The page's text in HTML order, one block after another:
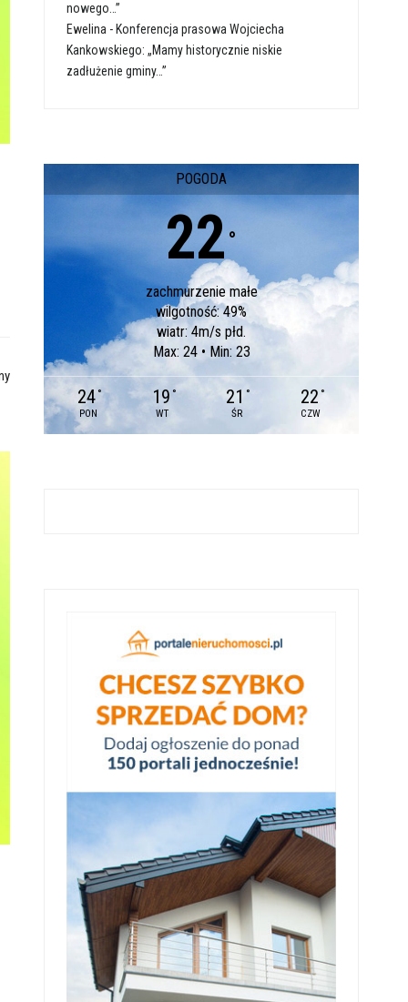
nowego…”
Ewelina - Konferencja prasowa Wojciecha
Kankowskiego: „Mamy historycznie niskie
zadłużenie gminy…”
POGODA
22 °
zachmurzenie małe
wilgotność: 49%
wiatr: 4m/s płd.
Max: 24 • Min: 23
24 °
PON
19 °
WT
21 °
ŚR
22 °
CZW